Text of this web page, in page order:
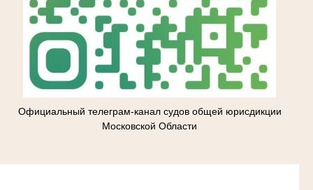
Официальный телеграм-канал судов общей юрисдикции
Московской Области